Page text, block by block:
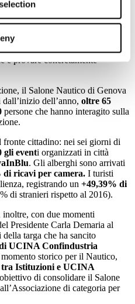
sono stati
direttamente da UCINA
del ForumUCINA,
oltre 1.000 ragazzidelle scuole
e provare concretamente
il Salone Nautico di Genova
dell’anno, oltre 65
persone che hanno interagito sulla
cittadino: nei sei giorni di
gli eventi organizzati in città
. Gli alberghi sono arrivati
di ricavi per camera. I turisti
registrando un +49,39% di
di stranieri rispetto al 2016).
con due momenti
Presidente Carla Demaria al
targa che ha sancito
UCINA Confindustria
momento storico per il Nautico,
Istituzioni e UCINA
di consolidare il Salone
di categoria per